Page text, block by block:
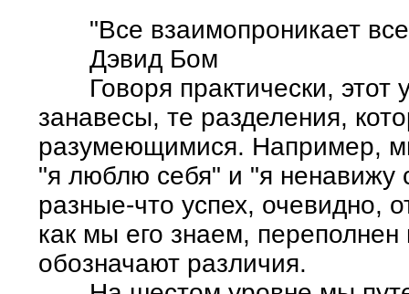
"Все взаимопроникает все
Дэвид Бом
Говоря практически, этот
занавесы, те разделения,
разумеющимися. Например,
"я люблю себя" и "я ненавижу
разные-что успех, очевидно,
как мы его знаем,
обозначают различия.